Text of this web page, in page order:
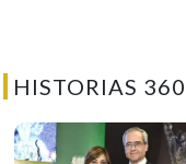
HISTORIAS 360